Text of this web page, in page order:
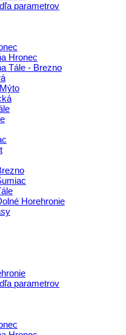
parametrov
Hronec
Tále - Brezno
Horehronie
parametrov